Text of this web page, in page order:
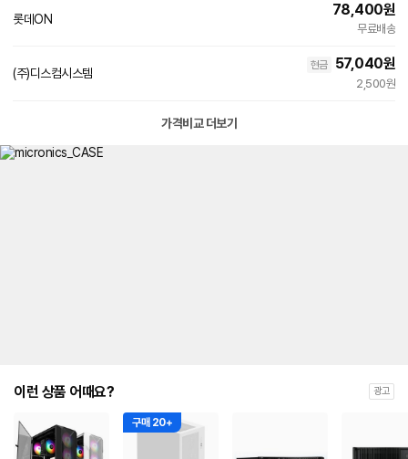
롯데ON
78,400원
무료배송
(주)디스컴시스템
현금 57,040원
2,500원
가격비교 더보기
이런 상품 어때요? 광고
구매 20+